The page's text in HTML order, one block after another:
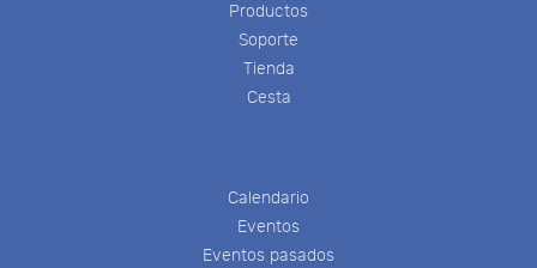
Productos
Soporte
Tienda
Cesta
Calendario
Eventos
Eventos pasados